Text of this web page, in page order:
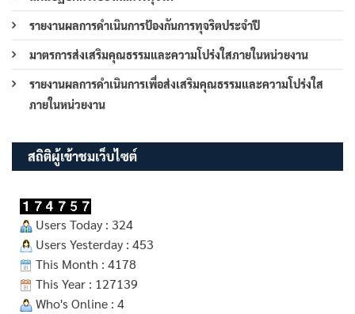
รายงานผลการดำเนินการป้องกันการทุจริตประจำปี
มาตรการส่งเสริมคุณธรรมและความโปร่งใสภายในหน่วยงาน
รายงานผลการดำเนินการเพื่อส่งเสริมคุณธรรมและความโปร่งใส
ภายในหน่วยงาน
สถิติผู้เข้าชมเว็บไซต์
Users Today : 324
Users Yesterday : 453
This Month : 4178
This Year : 127139
Who's Online : 4